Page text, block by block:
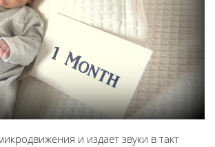
и издает звуки в такт